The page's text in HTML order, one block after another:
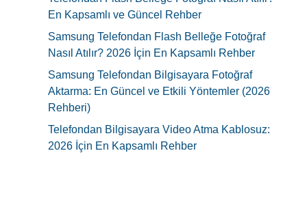
En Kapsamlı ve Güncel Rehber
Samsung Telefondan Flash Belleğe Fotoğraf
Nasıl Atılır? 2026 İçin En Kapsamlı Rehber
Samsung Telefondan Bilgisayara Fotoğraf
Aktarma: En Güncel ve Etkili Yöntemler (2026
Rehberi)
Telefondan Bilgisayara Video Atma Kablosuz:
2026 İçin En Kapsamlı Rehber